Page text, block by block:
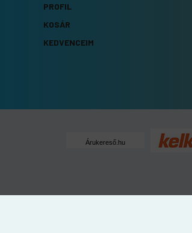
PROFIL
KOSÁR
KEDVENCEIM
Árukereső.hu